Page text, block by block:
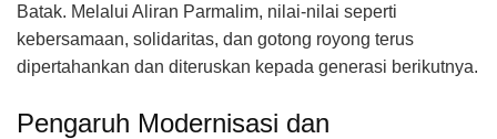
Batak. Melalui Aliran Parmalim, nilai-nilai seperti
kebersamaan, solidaritas, dan gotong royong terus
dipertahankan dan diteruskan kepada generasi berikutnya.
Pengaruh Modernisasi dan